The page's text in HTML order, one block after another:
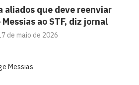
aliados que deve reenviar
ao STF, diz jornal
de maio de 2026